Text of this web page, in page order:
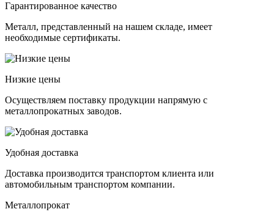
Гарантированное качество
Металл, представленный на нашем складе, имеет
необходимые сертификаты.
Низкие цены
Осуществляем поставку продукции напрямую с
металлопрокатных заводов.
Удобная доставка
Доставка производится транспортом клиента или
автомобильным транспортом компании.
Металлопрокат